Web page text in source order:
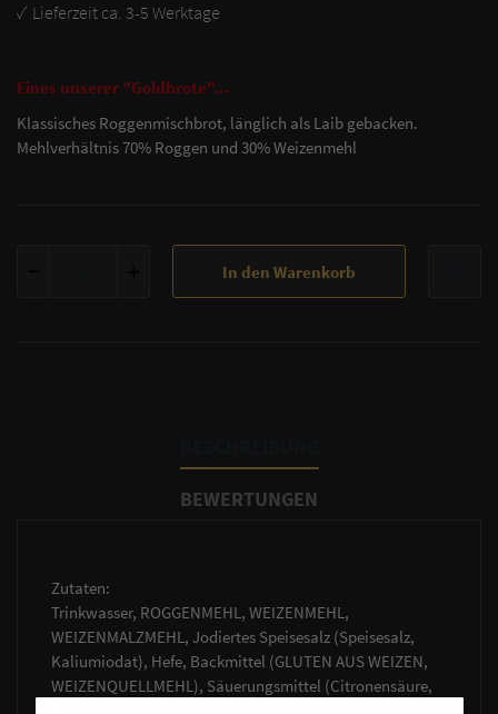
Lieferzeit ca. 3-5 Werktage
Eines unserer "Goldbrote"...
Klassisches Roggenmischbrot, länglich als Laib gebacken.
Mehlverhältnis 70% Roggen und 30% Weizenmehl
In den Warenkorb
BEWERTUNGEN
Zutaten:
Trinkwasser, ROGGENMEHL, WEIZENMEHL,
WEIZENMALZMEHL, Jodiertes Speisesalz (Speisesalz,
Kaliumiodat), Hefe, Backmittel (GLUTEN AUS WEIZEN,
WEIZENQUELLMEHL), Säuerungsmittel (Citronensäure,